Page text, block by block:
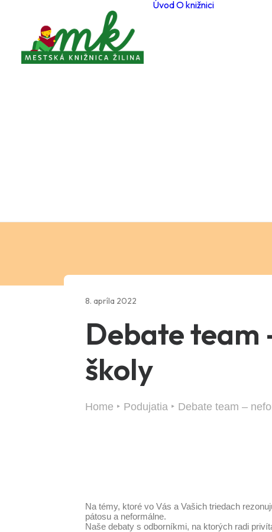
ÚvodO knižnici
8. apríla 2022
Debate team
školy
Home Podujatia Debate team –
Na témy, ktoré vo Vás a Vašich triedach
pátosu a neformálne.
Naše debaty s odborníkmi, na ktorých radi